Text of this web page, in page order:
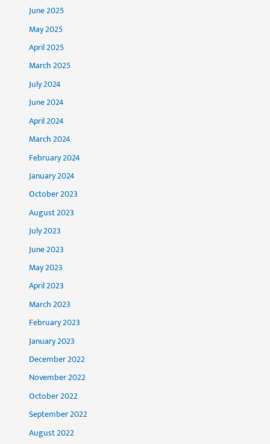
June 2025
May 2025
April 2025
March 2025
July 2024
June 2024
April 2024
March 2024
February 2024
January 2024
October 2023
August 2023
July 2023
June 2023
May 2023
April 2023
March 2023
February 2023
January 2023
December 2022
November 2022
October 2022
September 2022
August 2022